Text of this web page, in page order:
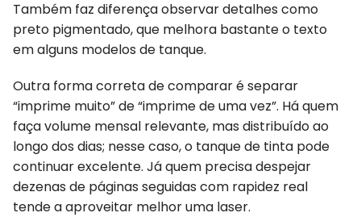
Também faz diferença observar detalhes como
preto pigmentado, que melhora bastante o texto
em alguns modelos de tanque.
Outra forma correta de comparar é separar
“imprime muito” de “imprime de uma vez”. Há quem
faça volume mensal relevante, mas distribuído ao
longo dos dias; nesse caso, o tanque de tinta pode
continuar excelente. Já quem precisa despejar
dezenas de páginas seguidas com rapidez real
tende a aproveitar melhor uma laser.